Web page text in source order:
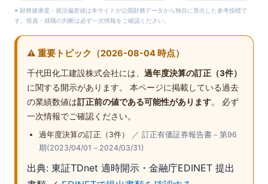
※ 財務健康度・就活偏差値は本サイトが公開財務データから独自に算出した参考指標で
す。投資・就職の判断は必ず一次情報をご確認ください。
⚠️ 重要トピック（2026-08-04 時点）
千代田化工建設株式会社には、 過年度決算の訂正（3件）
に関する開示があります。 本ページに掲載している過去
の業績数値は訂正前の値である可能性があります。 必ず
一次情報でご確認ください。
過年度決算の訂正（3件）
／ 訂正有価証券報告書－第96
期(2023/04/01－2024/03/31)
出典: 東証TDnet 適時開示・金融庁EDINET 提出